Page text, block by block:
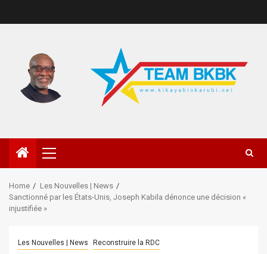
Home
Les Nouvelles | News
Sanctionné par les États-Unis, Joseph Kabila dénonce une décision «
injustifiée »
Les Nouvelles | News Reconstruire la RDC